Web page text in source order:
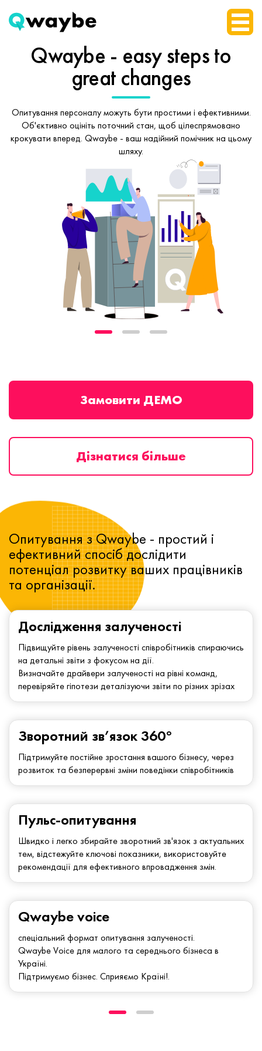
Qwaybe - easy stepsto
great changes
Опитування персоналу можуть бути простими і ефективними.
Об'єктивно оцініть поточний стан, щоб цілеспрямовано
крокувати вперед. Qwaybe - ваш надійний помічник на цьому
шляху.
Замовити ДЕМО
Дізнатися більше
Дослідження залученості
Підвищуйте рівень залученості співробітників спираючись
на детальні звіти з фокусом на дії.
Визначайте драйвери залученості на рівні команд,
перевіряйте гіпотези деталізуючи звіти по різних зрізах
Зворотний зв’язок 360°
Підтримуйте постійне зростання вашого бізнесу, через
розвиток та безперервні зміни поведінки співробітників
Опитування з Qwaybe - простий і
ефективний спосіб дослідити
потенціал розвитку ваших працівників
та організації.
Qwaybe voice
спеціальний формат опитування залученості.
Qwaybe Voice для малого та середнього бізнеса в
Україні.
Підтримуємо бізнес. Сприяємо Країні!.
Пульс-опитування
Швидко і легко збирайте зворотний зв'язок з актуальних
тем, відстежуйте ключові показники, використовуйте
рекомендації для ефективного впровадження змін.